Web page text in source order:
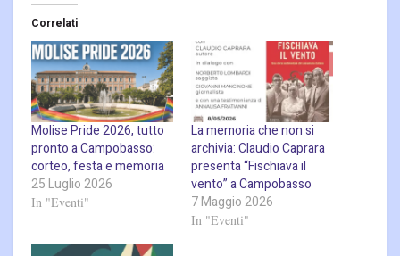
Correlati
Molise Pride 2026, tutto
pronto a Campobasso:
corteo, festa e memoria
25 Luglio 2026
In "Eventi"
La memoria che non si
archivia: Claudio Caprara
presenta “Fischiava il
vento” a Campobasso
7 Maggio 2026
In "Eventi"